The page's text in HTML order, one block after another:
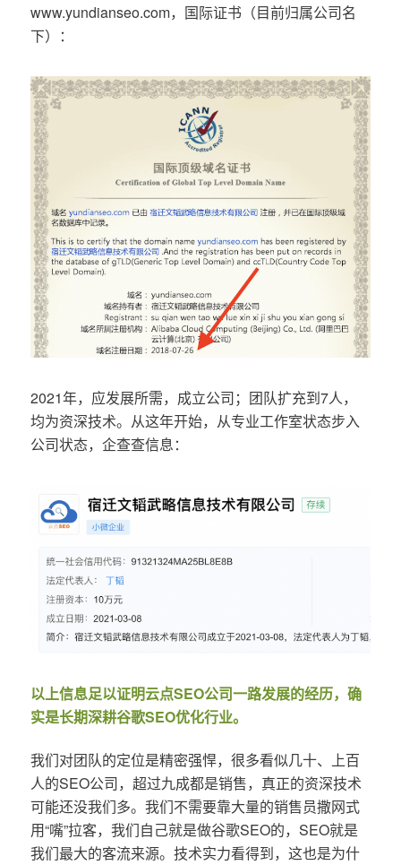
www.yundianseo.com，国际证书（目前归属公司名
下）：
2021年，应发展所需，成立公司；团队扩充到7人，
均为资深技术。从这年开始，从专业工作室状态步入
公司状态，企查查信息：
以上信息足以证明云点SEO公司一路发展的经历，确
实是长期深耕谷歌SEO优化行业。
我们对团队的定位是精密强悍，很多看似几十、上百
人的SEO公司，超过九成都是销售，真正的资深技术
可能还没我们多。我们不需要靠大量的销售员撒网式
用“嘴”拉客，我们自己就是做谷歌SEO的，SEO就是
我们最大的客流来源。技术实力看得到，这也是为什